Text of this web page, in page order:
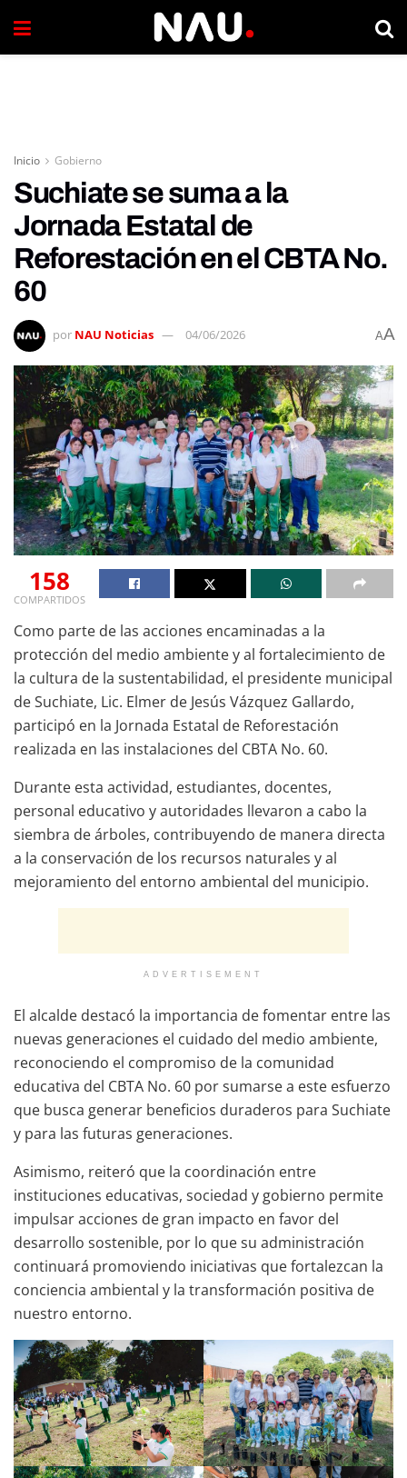
Inicio Gobierno
Suchiate se suma a la
Jornada Estatal de
Reforestación en el CBTA No.
60
por NAU Noticias 04/06/2026 AA
158
COMPARTIDOS
Como parte de las acciones encaminadas a la
protección del medio ambiente y al fortalecimiento de
la cultura de la sustentabilidad, el presidente municipal
de Suchiate, Lic. Elmer de Jesús Vázquez Gallardo,
participó en la Jornada Estatal de Reforestación
realizada en las instalaciones del CBTA No. 60.
Durante esta actividad, estudiantes, docentes,
personal educativo y autoridades llevaron a cabo la
siembra de árboles, contribuyendo de manera directa
a la conservación de los recursos naturales y al
mejoramiento del entorno ambiental del municipio.
ADVERTISEMENT
El alcalde destacó la importancia de fomentar entre las
nuevas generaciones el cuidado del medio ambiente,
reconociendo el compromiso de la comunidad
educativa del CBTA No. 60 por sumarse a este esfuerzo
que busca generar beneficios duraderos para Suchiate
y para las futuras generaciones.
Asimismo, reiteró que la coordinación entre
instituciones educativas, sociedad y gobierno permite
impulsar acciones de gran impacto en favor del
desarrollo sostenible, por lo que su administración
continuará promoviendo iniciativas que fortalezcan la
conciencia ambiental y la transformación positiva de
nuestro entorno.